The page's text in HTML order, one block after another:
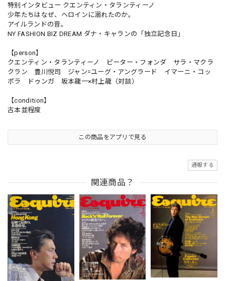
特別インタビュー クエンティン・タランティーノ
少年たちはなぜ、ヘロインに溺れたのか。
アイルランドの音。
NY FASHION BIZ DREAM ダナ・キャランの「独立記念日」
【person】
クエンティン・タランティーノ ピーター・フォンダ サラ・マクラ
クラン 豊川悦司 ジャン=ユーグ・アングラード イマーニ・コッ
ポラ ドゥンガ 坂本龍一×村上龍（対談）
【condition】
古本並程度
この商品をアプリで見る
通報する
関連商品？